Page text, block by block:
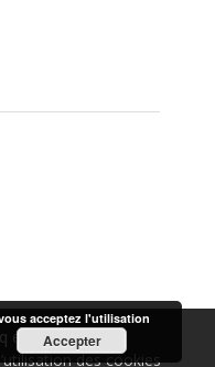
en Pâte.
des cookies
acceptez l'utilisation
Accepter